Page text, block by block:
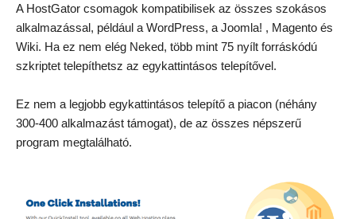
A HostGator csomagok kompatibilisek az összes szokásos
alkalmazással, például a WordPress, a Joomla! , Magento és
Wiki. Ha ez nem elég Neked, több mint 75 nyílt forráskódú
szkriptet telepíthetsz az egykattintásos telepítővel.
Ez nem a legjobb egykattintásos telepítő a piacon (néhány
300-400 alkalmazást támogat), de az összes népszerű
program megtalálható.